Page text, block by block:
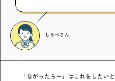
しらべさん
「ながったらー」はこれをしたい